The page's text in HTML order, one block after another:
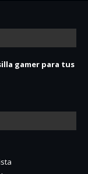
gamer para tus